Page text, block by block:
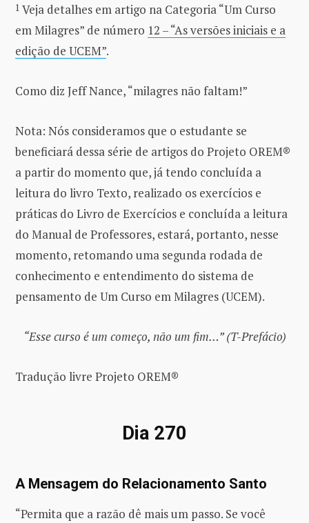
1 Veja detalhes em artigo na Categoria “Um Curso
em Milagres” de número 12 – “As versões iniciais e a
edição de UCEM”.
Como diz Jeff Nance, “milagres não faltam!”
Nota: Nós consideramos que o estudante se
beneficiará dessa série de artigos do Projeto OREM®
a partir do momento que, já tendo concluída a
leitura do livro Texto, realizado os exercícios e
práticas do Livro de Exercícios e concluída a leitura
do Manual de Professores, estará, portanto, nesse
momento, retomando uma segunda rodada de
conhecimento e entendimento do sistema de
pensamento de Um Curso em Milagres (UCEM).
“Esse curso é um começo, não um fim…” (T-Prefácio)
Tradução livre Projeto OREM®
Dia 270
A Mensagem do Relacionamento Santo
“Permita que a razão dê mais um passo. Se você